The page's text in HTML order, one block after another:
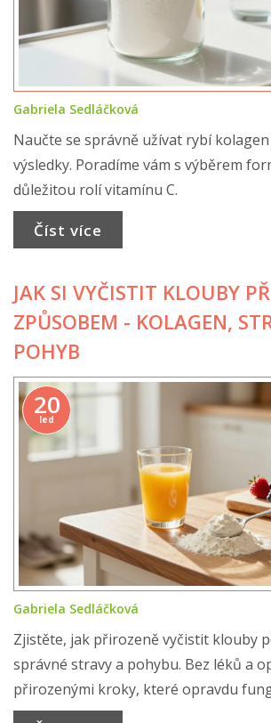
Gabriela Sedláčková
Naučte se správně užívat rybí
výsledky. Poradíme vám s výběrem
důležitou rolí vitamínu C.
Číst více
JAK SI VYČISTIT KLOUBY
ZPŮSOBEM - KOLAGEN,
POHYB
20
led
Gabriela Sedláčková
Zjistěte, jak přirozeně vyčistit klouby
správné stravy a pohybu. Bez léků a
přirozenými kroky, které opravdu